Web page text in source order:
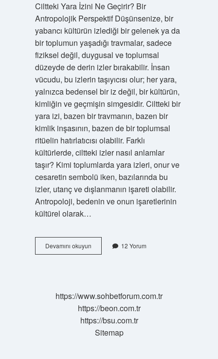
Ciltteki Yara İzini Ne Geçirir? Bir
Antropolojik Perspektif Düşünsenize, bir
yabancı kültürün izlediği bir gelenek ya da
bir toplumun yaşadığı travmalar, sadece
fiziksel değil, duygusal ve toplumsal
düzeyde de derin izler bırakabilir. İnsan
vücudu, bu izlerin taşıyıcısı olur; her yara,
yalnızca bedensel bir iz değil, bir kültürün,
kimliğin ve geçmişin simgesidir. Ciltteki bir
yara izi, bazen bir travmanın, bazen bir
kimlik inşasının, bazen de bir toplumsal
ritüelin hatırlatıcısı olabilir. Farklı
kültürlerde, ciltteki izler nasıl anlamlar
taşır? Kimi toplumlarda yara izleri, onur ve
cesaretin sembolü iken, bazılarında bu
izler, utanç ve dışlanmanın işareti olabilir.
Antropoloji, bedenin ve onun işaretlerinin
kültürel olarak…
Devamını okuyunCiltteki
yara
12 Yorum
https://www.sohbetforum.com.tr
https://beon.com.tr
https://bsu.com.tr
Sitemap